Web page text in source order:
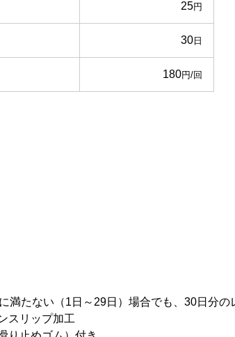
25円
30 日
180円/回
満たない（1日～29日）場合でも、30日分の
スリップ加工